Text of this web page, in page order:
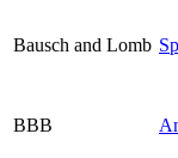
Bausch and Lomb
BBB